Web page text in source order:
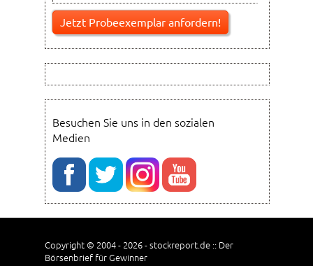
Besuchen Sie uns in den sozialen
Medien
Copyright © 2004 - 2026 - stockreport.de :: Der
Börsenbrief für Gewinner